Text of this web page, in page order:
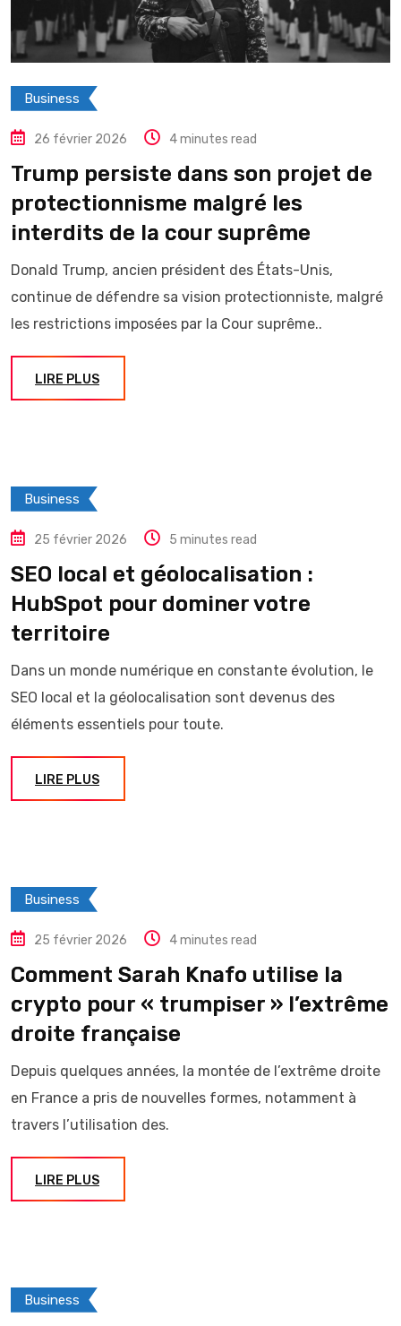
Business
26 février 2026 4 minutes read
Trump persiste dans son projet de
protectionnisme malgré les
interdits de la cour suprême
Donald Trump, ancien président des États-Unis,
continue de défendre sa vision protectionniste, malgré
les restrictions imposées par la Cour suprême..
LIRE PLUS
Business
25 février 2026 5 minutes read
SEO local et géolocalisation :
HubSpot pour dominer votre
territoire
Dans un monde numérique en constante évolution, le
SEO local et la géolocalisation sont devenus des
éléments essentiels pour toute.
LIRE PLUS
Business
25 février 2026 4 minutes read
Comment Sarah Knafo utilise la
crypto pour « trumpiser » l’extrême
droite française
Depuis quelques années, la montée de l’extrême droite
en France a pris de nouvelles formes, notamment à
travers l’utilisation des.
LIRE PLUS
Business